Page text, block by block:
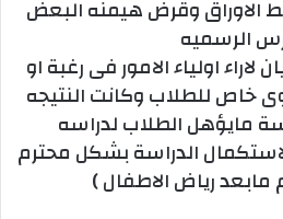
الاوراق وقرض هيمنه البعض
الرسميه
اولياء الامور فى رغبة او
خاص للطلاب وكانت النتيجه
مايؤهل الطلاب لدراسه
الدراسة بشكل محترم
رياض الاطفال )